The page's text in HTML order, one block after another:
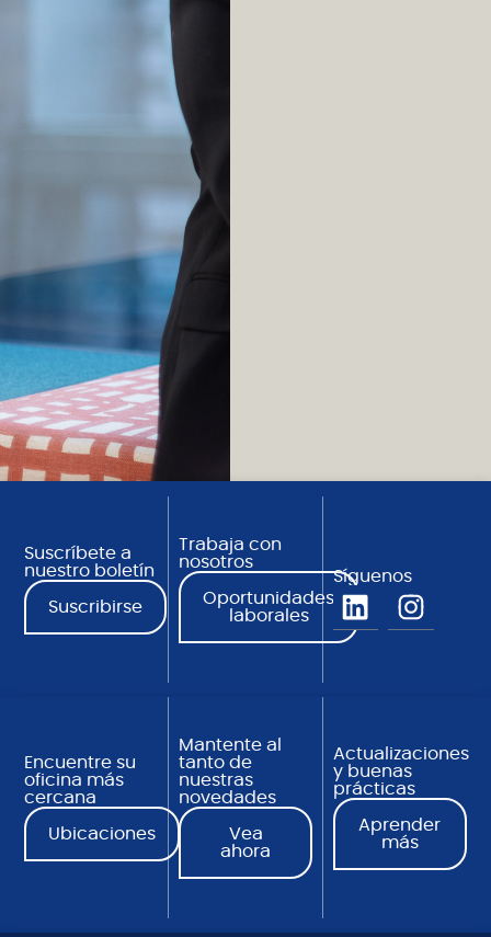
Suscríbete a
nuestro boletín
Suscribirse
Trabaja con
nosotros
Oportunidades
laborales
Síguenos
Encuentre su
oficina más
cercana
Ubicaciones
Mantente al
tanto de
nuestras
novedades
Vea
ahora
Actualizaciones
y buenas
prácticas
Aprender
más